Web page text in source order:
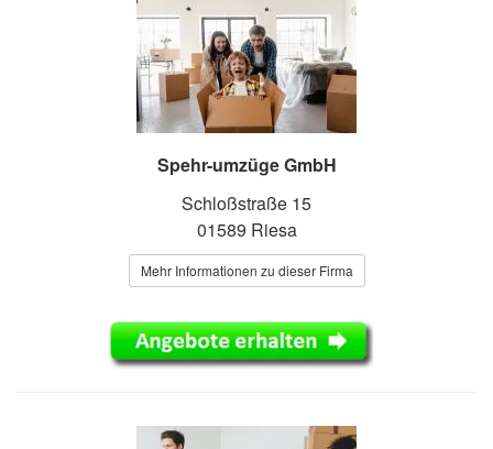
Spehr-umzüge GmbH
Schloßstraße 15
01589 Riesa
Mehr Informationen zu dieser Firma